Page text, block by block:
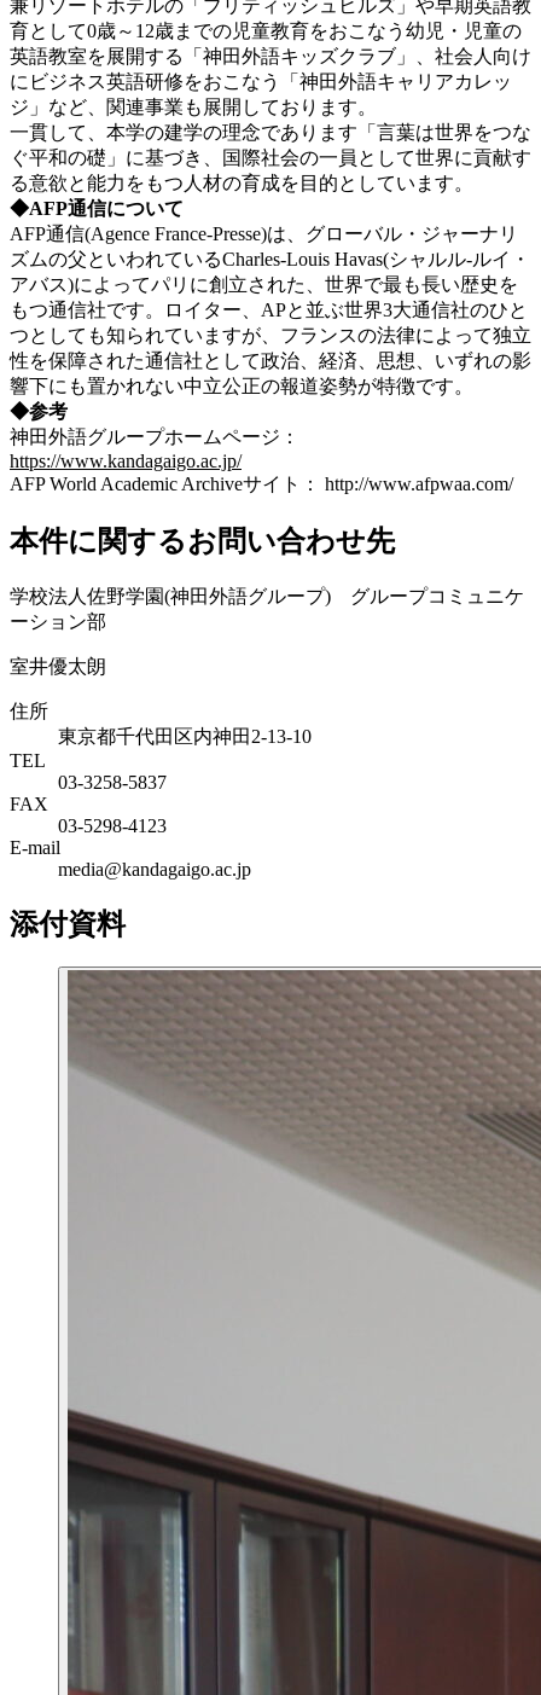
兼リゾートホテルの「ブリティッシュヒルズ」や早期英語教
育として0歳～12歳までの児童教育をおこなう幼児・児童の
英語教室を展開する「神田外語キッズクラブ」、社会人向け
にビジネス英語研修をおこなう「神田外語キャリアカレッ
ジ」など、関連事業も展開しております。
一貫して、本学の建学の理念であります「言葉は世界をつな
ぐ平和の礎」に基づき、国際社会の一員として世界に貢献す
る意欲と能力をもつ人材の育成を目的としています。
◆AFP通信について
AFP通信(Agence France-Presse)は、グローバル・ジャーナリ
ズムの父といわれているCharles-Louis Havas(シャルル-ルイ・
アバス)によってパリに創立された、世界で最も長い歴史を
もつ通信社です。ロイター、APと並ぶ世界3大通信社のひと
つとしても知られていますが、フランスの法律によって独立
性を保障された通信社として政治、経済、思想、いずれの影
響下にも置かれない中立公正の報道姿勢が特徴です。
◆参考
神田外語グループホームページ：
https://www.kandagaigo.ac.jp/
AFP World Academic Archiveサイト： http://www.afpwaa.com/
本件に関するお問い合わせ先
学校法人佐野学園(神田外語グループ) グループコミュニケ
ーション部
室井優太朗
住所
東京都千代田区内神田2-13-10
TEL
03-3258-5837
FAX
03-5298-4123
E-mail
media@kandagaigo.ac.jp
添付資料